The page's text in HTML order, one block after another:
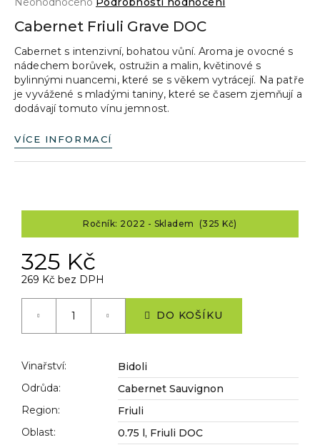
produktu
0,0
z
5
hvězdiček.
Cabernet Friuli Grave DOC
Cabernet s intenzivní, bohatou vůní. Aroma je ovocné s
nádechem borůvek, ostružin a malin, květinové s
bylinnými nuancemi, které se s věkem vytrácejí. Na patře
je vyvážené s mladými taniny, které se časem zjemňují a
dodávají tomuto vínu jemnost.
VÍCE INFORMACÍ
Ročník: 2022 - Skladem (325 Kč)
325 Kč
269 Kč bez DPH
DO KOŠÍKU
Vinařství:
Bidoli
Odrůda:
Cabernet Sauvignon
Region:
Friuli
Oblast:
0.75 l, Friuli DOC
a
j
í
t
?
HLEDAT
o
p
o
u
e
m